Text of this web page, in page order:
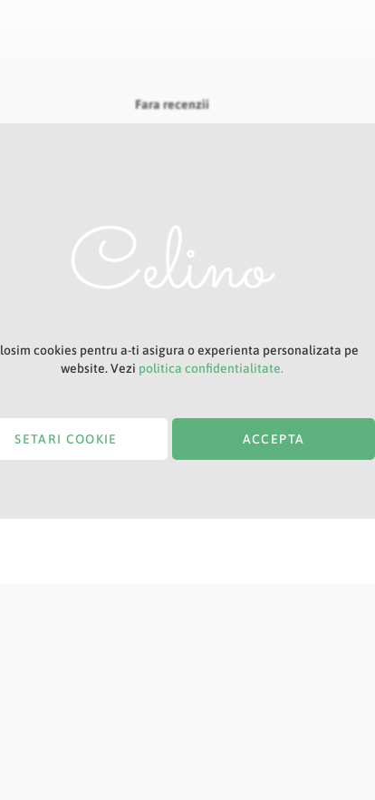
Fara recenzii
cookies pentru a-ti asigura o experienta personalizata pe
website. Vezi politica confidentialitate.
ACCEPTA
SETARI COOKIE